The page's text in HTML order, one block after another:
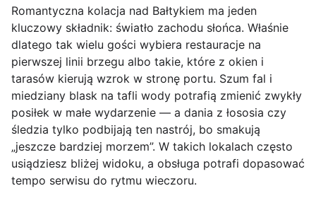
Romantyczna kolacja nad Bałtykiem ma jeden
kluczowy składnik: światło zachodu słońca. Właśnie
dlatego tak wielu gości wybiera restauracje na
pierwszej linii brzegu albo takie, które z okien i
tarasów kierują wzrok w stronę portu. Szum fal i
miedziany blask na tafli wody potrafią zmienić zwykły
posiłek w małe wydarzenie — a dania z łososia czy
śledzia tylko podbijają ten nastrój, bo smakują
„jeszcze bardziej morzem”. W takich lokalach często
usiądziesz bliżej widoku, a obsługa potrafi dopasować
tempo serwisu do rytmu wieczoru.